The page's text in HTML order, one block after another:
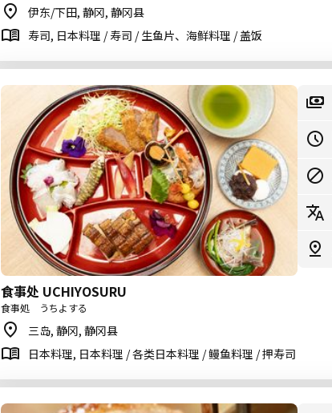
伊东/下田, 静冈, 静冈县
寿司, 日本料理 / 寿司 / 生鱼片、海鲜料理 / 盖饭
食事处 UCHIYOSURU
食事処 うちよする
三岛, 静冈, 静冈县
日本料理, 日本料理 / 各类日本料理 / 鳗鱼料理 / 押寿司